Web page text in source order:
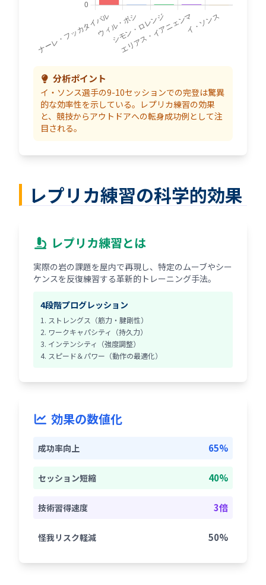
分析ポイント
イ・ソンス選手の9-10セッションでの完登は驚異
的な効率性を示している。レプリカ練習の効果
と、競技からアウトドアへの転身成功例として注
目される。
レプリカ練習の科学的効果
レプリカ練習とは
実際の岩の課題を屋内で再現し、特定のムーブやシー
ケンスを反復練習する革新的トレーニング手法。
4段階プログレッション
1. ストレングス（筋力・腱剛性）
2. ワークキャパシティ（持久力）
3. インテンシティ（強度調整）
4. スピード＆パワー（動作の最適化）
効果の数値化
成功率向上 65%
セッション短縮 40%
技術習得速度 3倍
怪我リスク軽減 50%